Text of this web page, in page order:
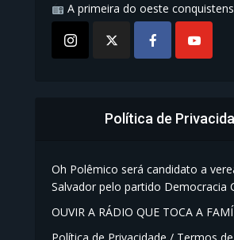
A primeira do oeste
Política de
Oh Polêmico será candidato a
Salvador pelo partido Democracia
OUVIR A RÁDIO QUE TOCA A